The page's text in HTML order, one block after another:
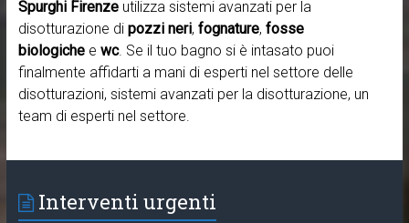
Spurghi Firenzeutilizza sistemi avanzati per la
disotturazione di pozzi neri, fognature, fosse
biologichee wc. Se il tuo bagno si è intasato puoi
finalmente affidarti a mani di esperti nel settore delle
disotturazioni, sistemi avanzati per la disotturazione, un
team di esperti nel settore.
Interventi urgenti